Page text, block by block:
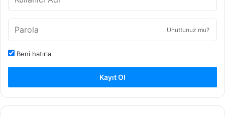
Unuttunuz mu?
Beni hatırla
Kayıt Ol